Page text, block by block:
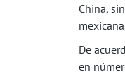
China,
De
en